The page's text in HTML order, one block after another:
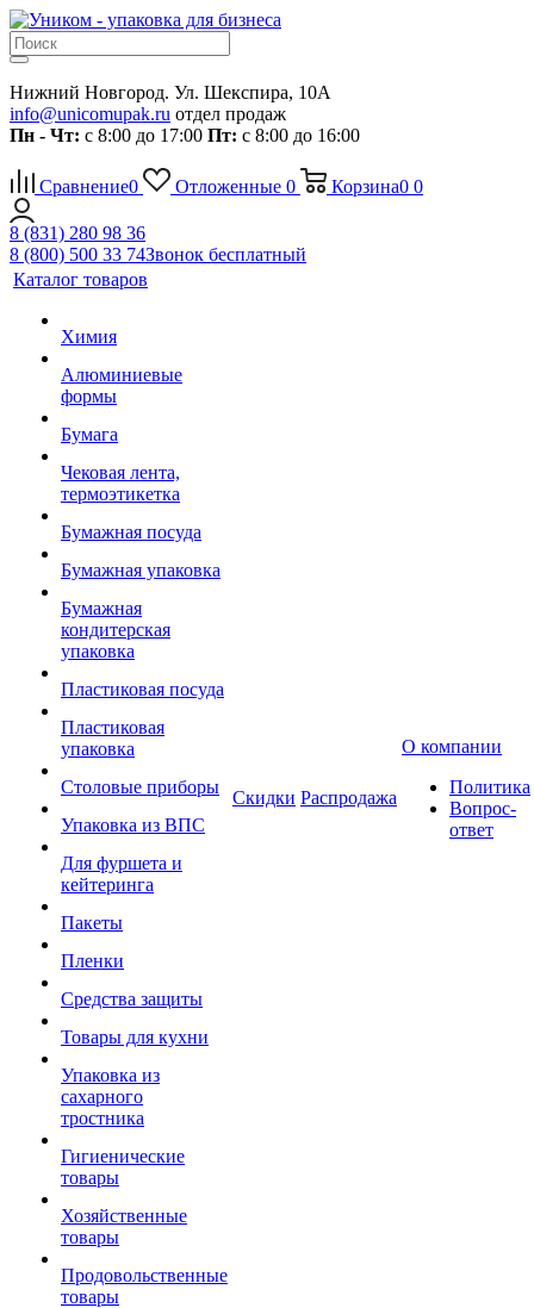
Нижний Новгород. Ул. Шекспира, 10А
info@unicomupak.ru отдел продаж
Пн - Чт: с 8:00 до 17:00 Пт: с 8:00 до 16:00
Сравнение0 Отложенные 0 Корзина0 0
8 (831) 280 98 36
8 (800) 500 33 74Звонок бесплатный
Каталог товаров
Химия
Алюминиевые
формы
Бумага
Чековая лента,
термоэтикетка
Бумажная посуда
Бумажная упаковка
Бумажная
кондитерская
упаковка
Пластиковая посуда
Пластиковая
упаковка
Столовые приборы
Упаковка из ВПС
Для фуршета и
кейтеринга
Пакеты
Пленки
Средства защиты
Товары для кухни
Упаковка из
сахарного
тростника
Гигиенические
товары
Хозяйственные
товары
Продовольственные
товары
Скидки Распродажа
О компании
Политика
Вопрос-
ответ